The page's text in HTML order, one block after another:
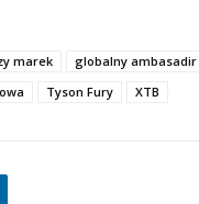
marek
globalny ambasadir
Tyson Fury XTB